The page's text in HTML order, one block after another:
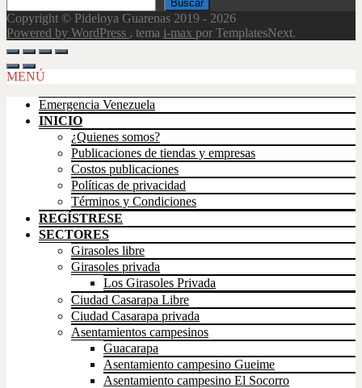
Buscar
Copyright © Pideloya Guarenas 2019 - 2026
Powered by WordPress , tema i-max por TemplatesNext.
Scroll
Up
MENÚ
Emergencia Venezuela
INICIO
¿Quienes somos?
Publicaciones de tiendas y empresas
Costos publicaciones
Políticas de privacidad
Términos y Condiciones
REGÍSTRESE
SECTORES
Girasoles libre
Girasoles privada
Los Girasoles Privada
Ciudad Casarapa Libre
Ciudad Casarapa privada
Asentamientos campesinos
Guacarapa
Asentamiento campesino Gueime
Asentamiento campesino El Socorro